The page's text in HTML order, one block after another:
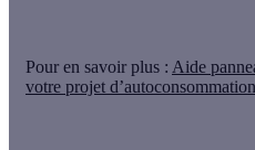
Pour en savoir plus : Aide
votre projet